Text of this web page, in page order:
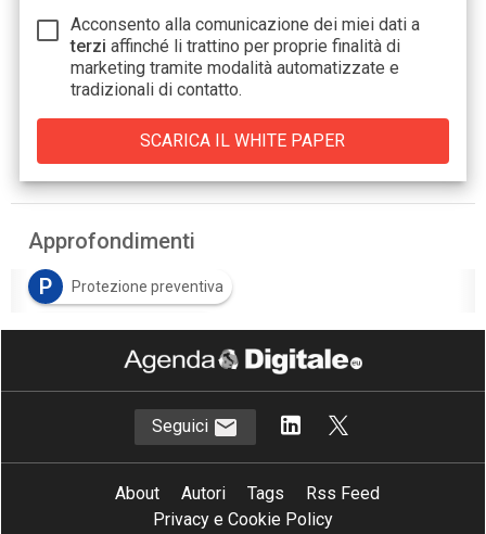
Acconsento alla comunicazione dei miei dati a
terzi affinché li trattino per proprie finalità di
marketing tramite modalità automatizzate e
tradizionali di contatto.
Approfondimenti
P
Protezione preventiva
R Resilienza operativa
Sicurezza integrata
Seguici
About Autori Tags
Rss Feed
Privacy e Cookie Policy